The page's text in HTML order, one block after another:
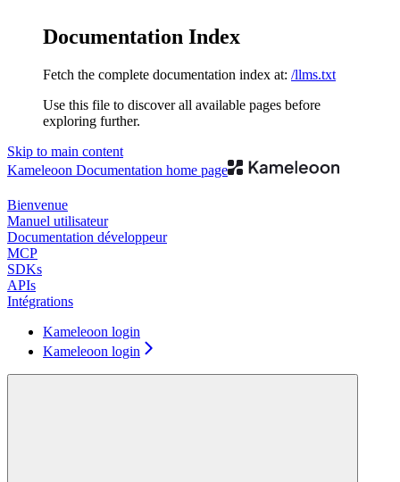
Documentation Index
Fetch the complete documentation index at: /llms.txt
Use this file to discover all available pages before
exploring further.
Skip to main content
Kameleoon Documentation home page
Bienvenue
Manuel utilisateur
Documentation développeur
MCP
SDKs
APIs
Intégrations
Kameleoon login
Kameleoon login